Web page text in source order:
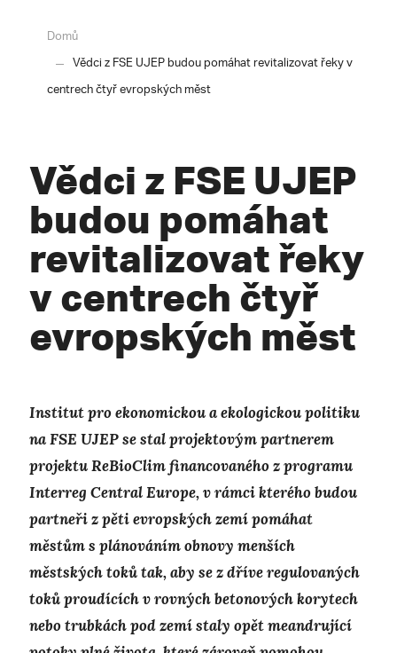
Domů
Vědci z FSE UJEP budou pomáhat revitalizovat řeky v
centrech čtyř evropských měst
Vědci z FSE UJEP
budou pomáhat
revitalizovat řeky
v centrech čtyř
evropských měst
Institut pro ekonomickou a ekologickou politiku
na FSE UJEP se stal projektovým partnerem
projektu ReBioClim financovaného z programu
Interreg Central Europe, v rámci kterého budou
partneři z pěti evropských zemí pomáhat
městům s plánováním obnovy menších
městských toků tak, aby se z dříve regulovaných
toků proudících v rovných betonových korytech
nebo trubkách pod zemí staly opět meandrující